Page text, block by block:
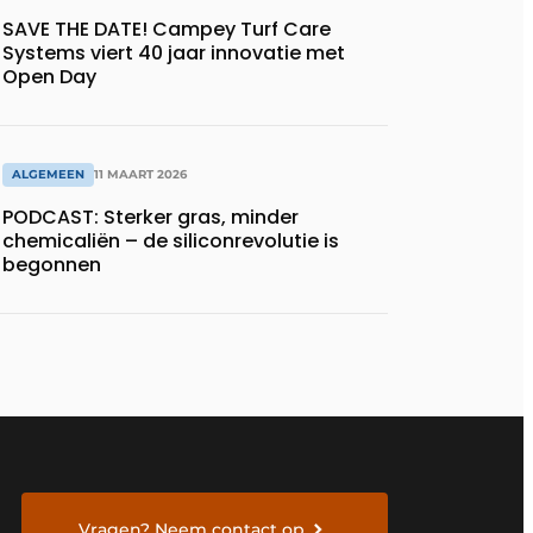
SAVE THE DATE! Campey Turf Care
Systems viert 40 jaar innovatie met
Open Day
ALGEMEEN 11 MAART 2026
PODCAST: Sterker gras, minder
chemicaliën – de siliconrevolutie is
begonnen